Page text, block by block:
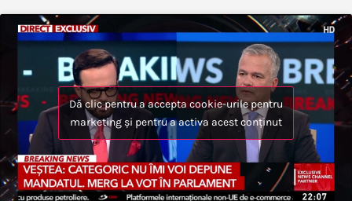
Dă clic pentru a accepta cookie-urile pentru
marketing și pentru a activa acest conținut